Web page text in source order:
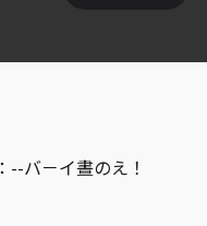
--バ－イ晝のえ！